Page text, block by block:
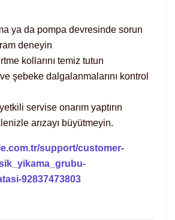
ya da pompa devresinde sorun
deneyin
kollarını temiz tutun
şebeke dalgalanmalarını kontrol
servise onarım yaptırın
arızayı büyütmeyin.
support/customer-
92837473803